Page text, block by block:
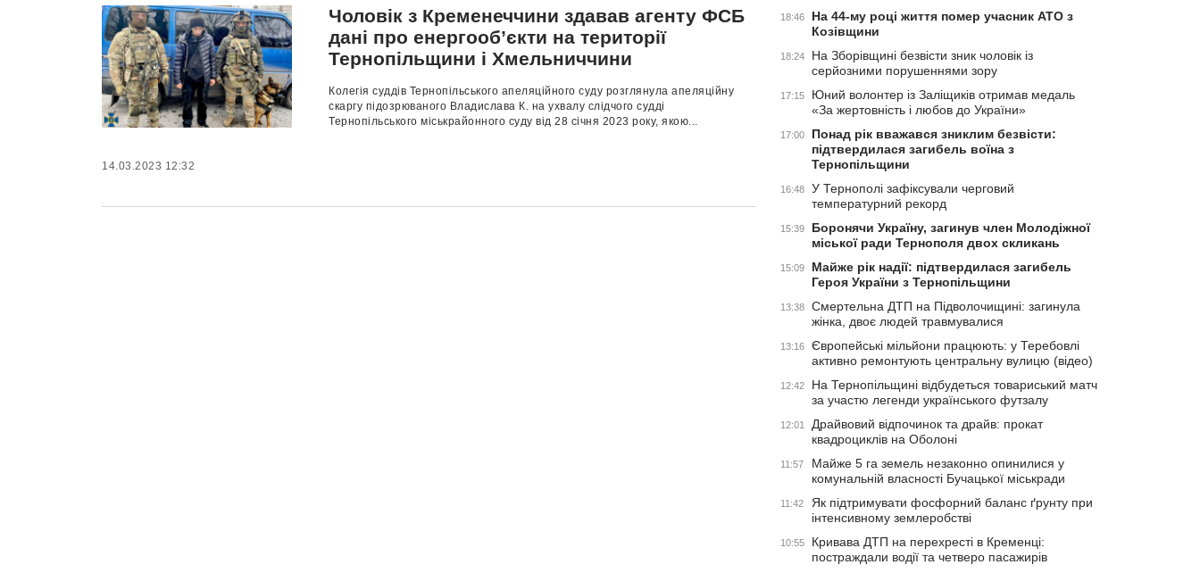
Чоловік з Кременеччини здавав агенту ФСБ
дані про енергооб’єкти на території
Тернопільщини і Хмельниччини
Колегія суддів Тернопільського апеляційного суду розглянула апеляційну
скаргу підозрюваного Владислава К. на ухвалу слідчого судді
Тернопільського міськрайонного суду від 28 січня 2023 року, якою...
14.03.2023 12:32
18:46
На 44-му році життя помер учасник АТО з
Козівщини
18:24
На Зборівщині безвісти зник чоловік із
серйозними порушеннями зору
17:15
Юний волонтер із Заліщиків отримав медаль
«За жертовність і любов до України»
17:00
Понад рік вважався зниклим безвісти:
підтвердилася загибель воїна з
Тернопільщини
16:48
У Тернополі зафіксували черговий
температурний рекорд
15:39
Боронячи Україну, загинув член Молодіжної
міської ради Тернополя двох скликань
15:09
Майже рік надії: підтвердилася загибель
Героя України з Тернопільщини
13:38
Смертельна ДТП на Підволочищині: загинула
жінка, двоє людей травмувалися
13:16
Європейські мільйони працюють: у Теребовлі
активно ремонтують центральну вулицю (відео)
12:42
На Тернопільщині відбудеться товариський матч
за участю легенди українського футзалу
12:01
Драйвовий відпочинок та драйв: прокат
квадроциклів на Оболоні
11:57
Майже 5 га земель незаконно опинилися у
комунальній власності Бучацької міськради
11:42
Як підтримувати фосфорний баланс ґрунту при
інтенсивному землеробстві
10:55
Кривава ДТП на перехресті в Кременці:
постраждали водії та четверо пасажирів